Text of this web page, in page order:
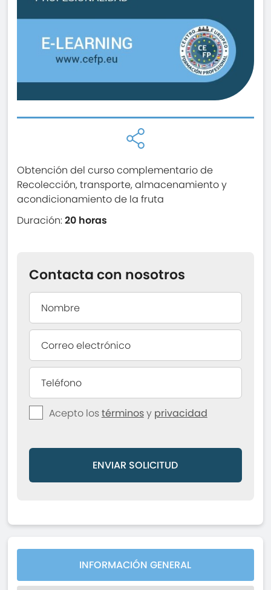
Obtención del curso complementario de
Recolección, transporte, almacenamiento y
acondicionamiento de la fruta
Duración:20 horas
Contacta con nosotros
Acepto lostérminosy privacidad
ENVIAR SOLICITUD
INFORMACIÓN GENERAL